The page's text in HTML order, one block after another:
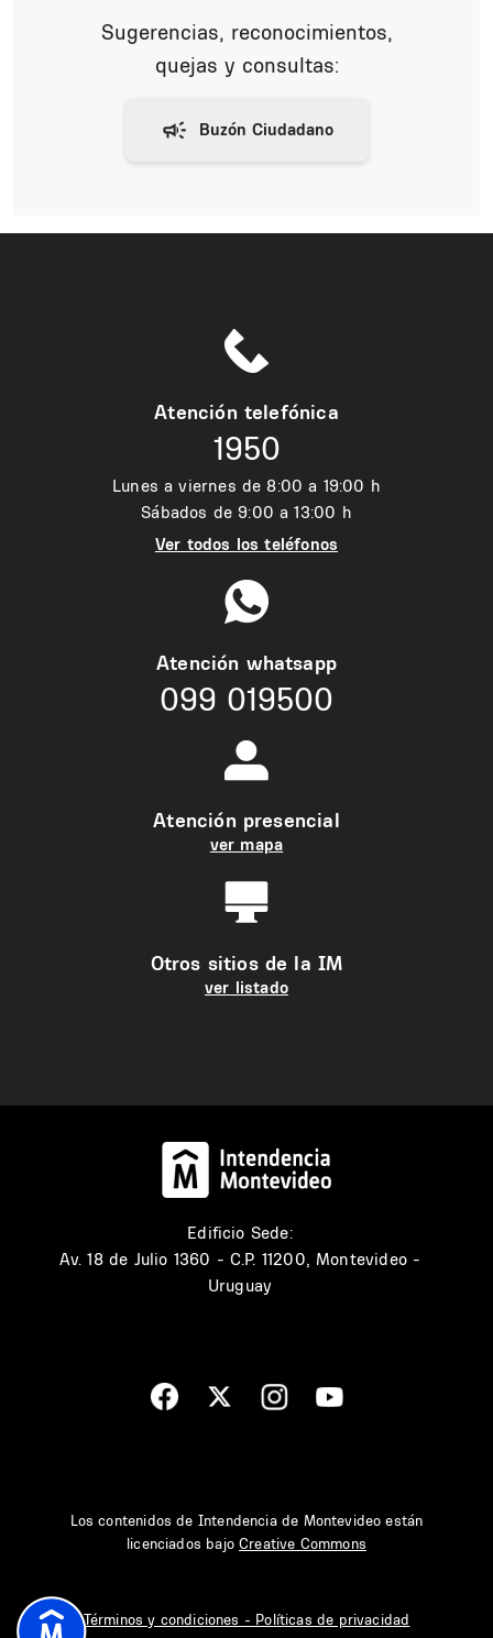
Sugerencias, reconocimientos,
quejas y consultas:
Atención telefónica
1950
Lunes a viernes de 8:00 a 19:00 h
Sábados de 9:00 a 13:00 h
Ver todos los teléfonos
Atención whatsapp
099 019500
Atención presencial
ver mapa
Otros sitios de la IM
ver listado
Edificio Sede:
Av. 18 de Julio 1360 - C.P. 11200, Montevideo -
Uruguay
Los contenidos de Intendencia de Montevideo están
licenciados bajoCreative Commons
Términos y condiciones - Políticas de privacidad